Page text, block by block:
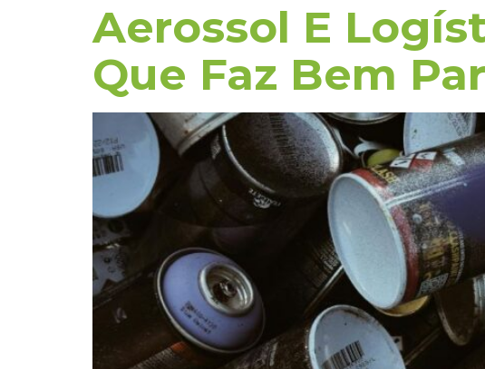
Aerossol E
Que Faz Bem